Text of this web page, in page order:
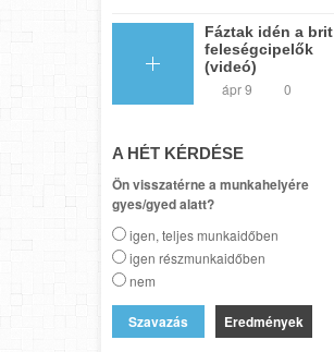
Fáztak idén a brit
feleségcipelők
(videó)
ápr 9 0
A HÉT KÉRDÉSE
Ön visszatérne a munkahelyére
gyes/gyed alatt?
igen, teljes munkaidőben
igen részmunkaidőben
nem
Eredmények